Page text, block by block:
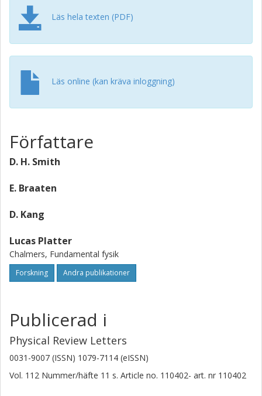
Läs hela texten (PDF)
Läs online (kan kräva inloggning)
Författare
D. H. Smith
E. Braaten
D. Kang
Lucas Platter
Chalmers, Fundamental fysik
Forskning Andra publikationer
Publicerad i
Physical Review Letters
0031-9007 (ISSN) 1079-7114 (eISSN)
Vol. 112 Nummer/häfte 11 s. Article no. 110402- art. nr 110402